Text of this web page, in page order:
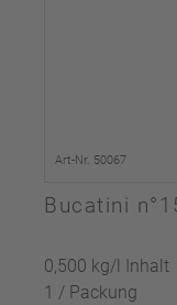
Art-Nr. 50067
Bucatini
0,500 kg/l Inhalt
1 / Packung